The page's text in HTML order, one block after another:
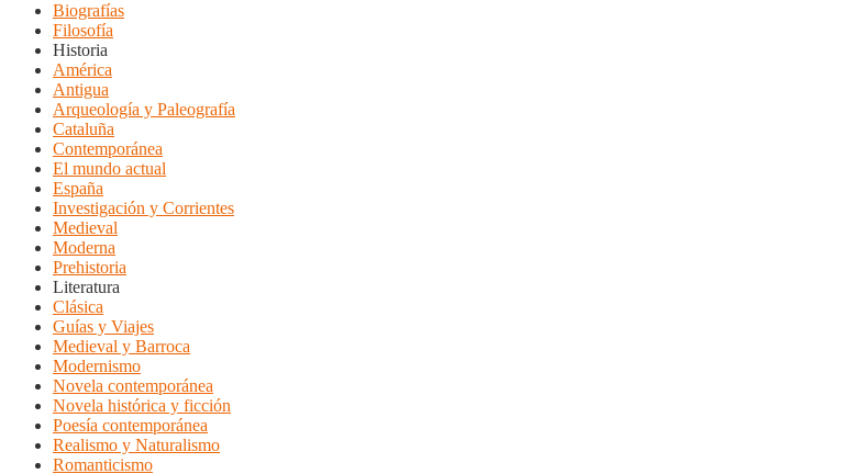
Biografías
Filosofía
Historia
América
Antigua
Arqueología y Paleografía
Cataluña
Contemporánea
El mundo actual
España
Investigación y Corrientes
Medieval
Moderna
Prehistoria
Literatura
Clásica
Guías y Viajes
Medieval y Barroca
Modernismo
Novela contemporánea
Novela histórica y ficción
Poesía contemporánea
Realismo y Naturalismo
Romanticismo